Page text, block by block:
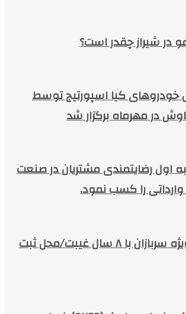
در شیراز چقدر است؟
کیا اسپورتیج توسط
در مهرماه برگزار شد
اول رضایتمندی مشتریان در صنعت
را کسب نمود.
طرح انصار ویژه سربازان با ۸ سال غیبت/محل ثبت